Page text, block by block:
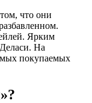
что они
Ярким
На
покупаемых